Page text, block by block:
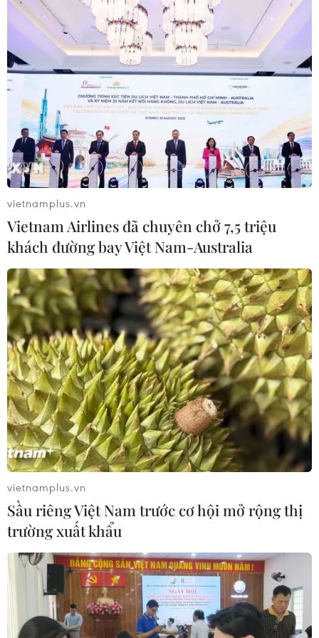
vietnamplus.vn
Vietnam Airlines đã chuyên chở 7,5 triệu
khách đường bay Việt Nam-Australia
vietnamplus.vn
Sầu riêng Việt Nam trước cơ hội mở rộng thị
trường xuất khẩu